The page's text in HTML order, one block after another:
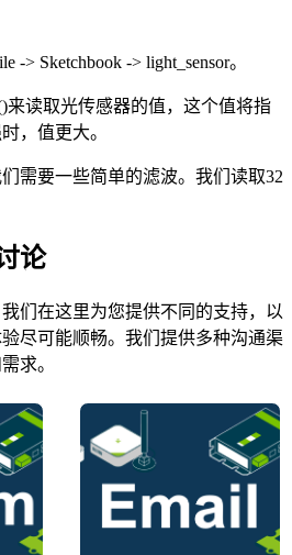
> Sketchbook -> light_sensor。
来读取光传感器的值，这个值将指
，值更大。
需要一些简单的滤波。我们读取32
论
们在这里为您提供不同的支持，以
尽可能顺畅。我们提供多种沟通渠
求。